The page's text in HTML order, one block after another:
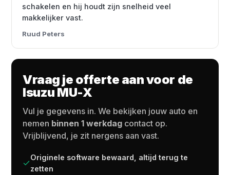
schakelen en hij houdt zijn snelheid veel
makkelijker vast.
Ruud Peters
Vraag je offerte aan voor de
Isuzu MU-X
Vul je gegevens in. We bekijken jouw auto en
nemen binnen 1 werkdag contact op.
Vrijblijvend, je zit nergens aan vast.
Originele software bewaard, altijd terug te
zetten